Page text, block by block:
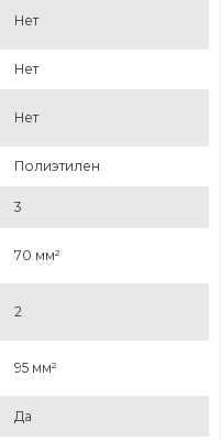
Нет
Нет
Нет
Полиэтилен
3
70 мм²
2
95 мм²
Да